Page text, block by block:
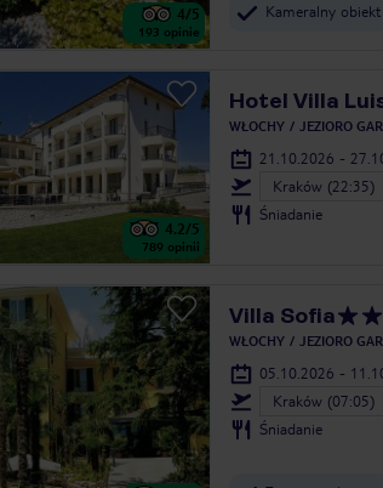
4/5
193 opinie
Kameralny obiekt
4.2/5
789 opinii
Hotel Villa
WŁOCHY JEZIORO
21.10.2026 -
Kraków (22:35)
Śniadanie
Villa Sofia
WŁOCHY JEZIORO
05.10.2026 -
Kraków (07:05)
Śniadanie